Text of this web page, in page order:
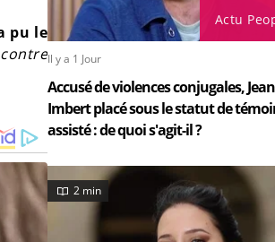
pu le
Actu
Il y a 1 Jour
Accusé de violences conjugales, Jean
Imbert placé sous le statut de
assisté : de quoi s'agit-il ?
2 min